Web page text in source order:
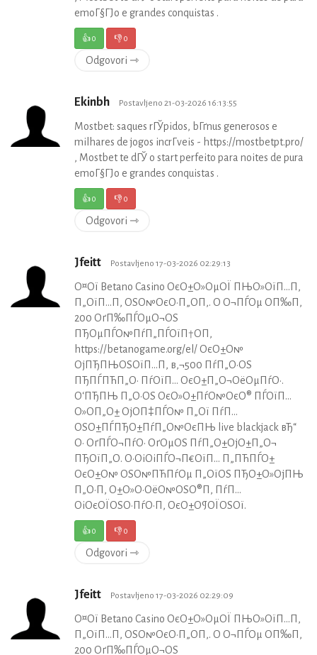
emoГ§ГЈo e grandes conquistas .
👍0 👎0
Odgovori ⇾
Ekinbh Postavljeno 21-03-2026 16:13:55
Mostbet: saques rГЎpidos, bГґnus generosos e
milhares de jogos incrГ­veis - https://mostbetpt.pro/
, Mostbet te dГЎ o start perfeito para noites de pura
emoГ§ГЈo e grandes conquistas .
👍0 👎0
Odgovori ⇾
Jfeitt Postavljeno 17-03-2026 02:29:13
О¤Ої Betano Casino ОєО±О»ОµОЇ ПЊО»ОїП…П‚
П„ОїП…П‚ ОЅО№ОєО·П„О­П‚. О О¬ПЃОµ О­П‰П‚
200 ОґП‰ПЃОµО¬ОЅ
ПЂОµПЃО№ПѓП„ПЃОїП†О­П‚
https://betanogame.org/el/ ОєО±О№
ОјПЂПЊОЅОїП…П‚ в‚¬500 ПѓП„О·ОЅ
ПЂПЃПЋП„О· ПѓОїП… ОєО±П„О¬ОёОµПѓО·.
О‘ПЂПЊ П„О·ОЅ ОєО»О±ПѓО№ОєО® ПЃОїП…
О»О­П„О± ОјО­П‡ПЃО№ П„Ої ПѓП…
ОЅО±ПЃПЂО±ПѓП„О№ОєПЊ live blackjack вЂ“
О· ОґПЃО¬ПѓО· ОґОµОЅ ПѓП„О±ОјО±П„О¬
ПЂОїП„О­. О•ОіОіПЃО¬П€ОїП… П„ПЋПЃО±
ОєО±О№ ОЅО№ПЋПѓОµ П„ОїОЅ ПЂО±О»ОјПЊ
П„О·П‚ О±О»О·ОёО№ОЅО®П‚ ПѓП…
ОіОєОЇОЅО·ПѓО·П‚ ОєО±О¶ОЇОЅОї.
👍0 👎0
Odgovori ⇾
Jfeitt Postavljeno 17-03-2026 02:29:09
О¤Ої Betano Casino ОєО±О»ОµОЇ ПЊО»ОїП…П‚
П„ОїП…П‚ ОЅО№ОєО·П„О­П‚. О О¬ПЃОµ О­П‰П‚
200 ОґП‰ПЃОµО¬ОЅ